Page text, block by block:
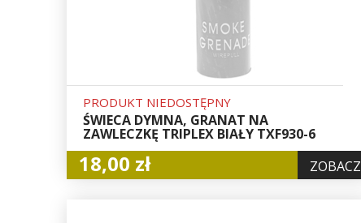
PRODUKT NIEDOSTĘPNY
ŚWIECA DYMNA, GRANAT NA
ZAWLECZKĘ TRIPLEX BIAŁY TXF930-6
18,00 zł ZOBACZ